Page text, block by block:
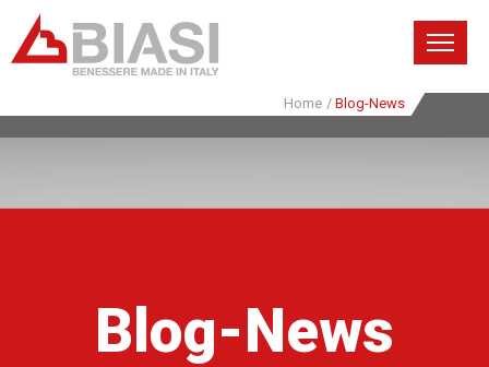
Home / Blog-News
Blog-News